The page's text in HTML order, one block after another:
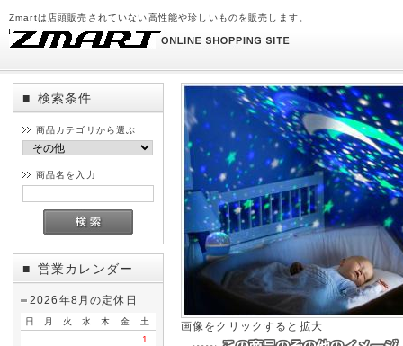
Zmartは店頭販売されていない高性能や珍しいものを販売します。
■ 検索条件
商品カテゴリから選ぶ
商品名を入力
■ 営業カレンダー
2026年8月の定休日
日 月 火 水 木 金
土
1
画像をクリックすると拡大